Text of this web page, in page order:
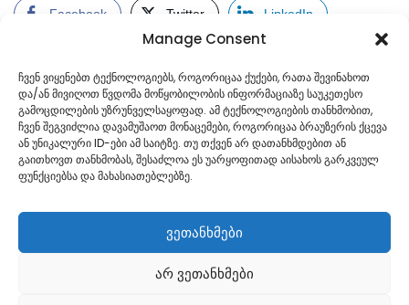
Manage Consent
ჩვენ ვიყენებთ ტექნოლოგიებს, როგორიცაა ქუქები, რათა შევინახოთ
და/ან მივიღოთ წვდომა მოწყობილობის ინფორმაციაზე საუკეთესო
გამოცდილების უზრუნველსაყოფად. ამ ტექნოლოგიების თანხმობით,
ჩვენ შეგვიძლია დავამუშაოთ მონაცემები, როგორიცაა ბრაუზერის ქცევა
ან უნიკალური ID-ები ამ საიტზე. თუ თქვენ არ დათანხმდებით ან
გაითხოვთ თანხმობას, შესაძლოა ეს უარყოფითად აისახოს გარკვეულ
ფუნქციებსა და მახასიათებლებზე.
ვეთანხმები
არ ვეთანხმები
Facebook Twitter LinkedIn